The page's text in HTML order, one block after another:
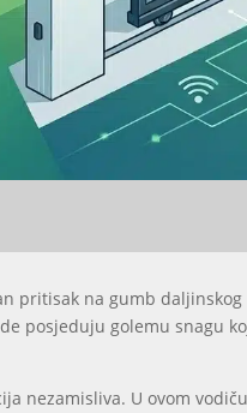
pritisak na gumb
posjeduju golemu snagu
nezamisliva. U ovom